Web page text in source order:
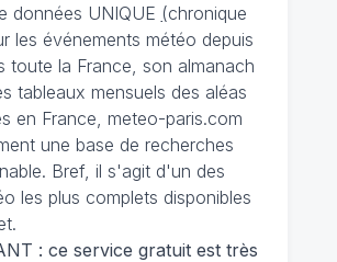
données UNIQUE (chronique
les événements météo depuis
toute la France, son almanach
tableaux mensuels des aléas
en France, meteo-paris.com
une base de recherches
Bref, il s'agit d'un des
les plus complets disponibles
: ce service gratuit est très